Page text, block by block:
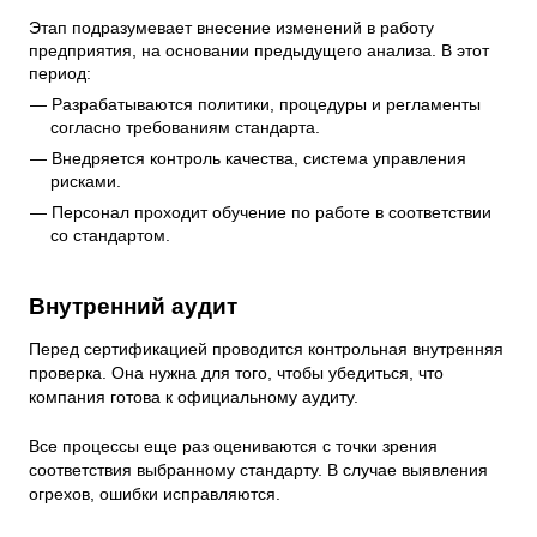
Этап подразумевает внесение изменений в работу
предприятия, на основании предыдущего анализа. В этот
период:
Разрабатываются политики, процедуры и регламенты
согласно требованиям стандарта.
Внедряется контроль качества, система управления
рисками.
Персонал проходит обучение по работе в соответствии
со стандартом.
Внутренний аудит
Перед сертификацией проводится контрольная внутренняя
проверка. Она нужна для того, чтобы убедиться, что
компания готова к официальному аудиту.
Все процессы еще раз оцениваются с точки зрения
соответствия выбранному стандарту. В случае выявления
огрехов, ошибки исправляются.